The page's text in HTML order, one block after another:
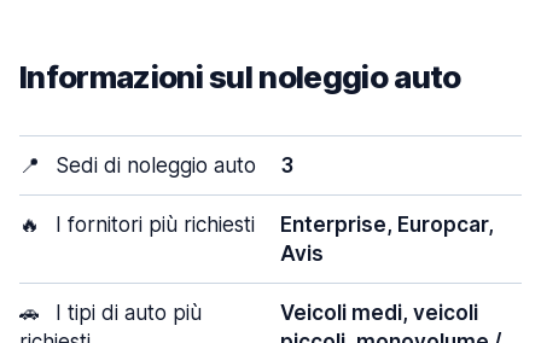
Informazioni sul noleggio auto
📍 Sedi di noleggio auto 3
🔥 I fornitori più richiesti
Enterprise, Europcar,
Avis
🚗
I tipi di auto più
Veicoli medi, veicoli